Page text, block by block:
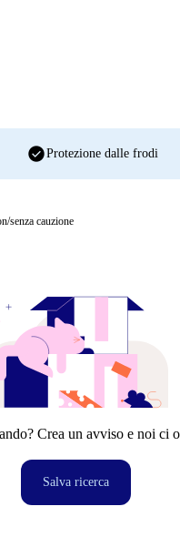
check_circleProtezione dalle frodi
senza cauzione
Crea un avviso e noi ci
Salva ricerca